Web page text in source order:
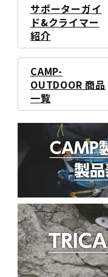
サポーターガイ
ド&クライマー
紹介
CAMP-
OUTDOOR 商品
一覧